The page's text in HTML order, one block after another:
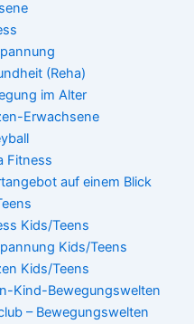
(Reha)
im Alter
Erwachsene
Fitness
auf einem Blick
Kids/Teens
Kids/Teens
Kids/Teens
Kind-Bewegungswelten
– Bewegungswelten